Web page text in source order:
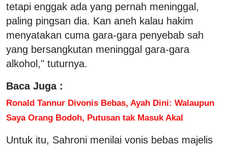
tetapi enggak ada yang pernah meninggal,
paling pingsan dia. Kan aneh kalau hakim
menyatakan cuma gara-gara penyebab sah
yang bersangkutan meninggal gara-gara
alkohol," tuturnya.
Baca Juga :
Ronald Tannur Divonis Bebas, Ayah Dini: Walaupun
Saya Orang Bodoh, Putusan tak Masuk Akal
Untuk itu, Sahroni menilai vonis bebas majelis